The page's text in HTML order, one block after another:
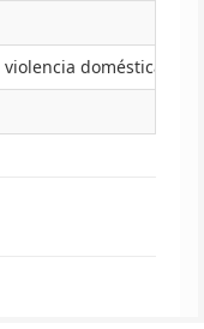
doméstica